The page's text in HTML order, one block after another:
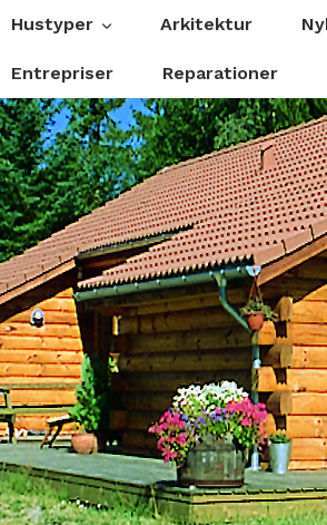
Hustyper Arkitektur
Entrepriser Reparationer